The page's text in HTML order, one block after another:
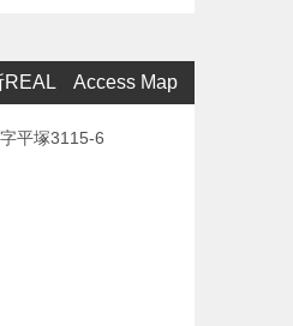
REAL Access Map
平塚3115-6